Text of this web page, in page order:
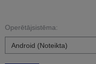
Operētājsistēma: